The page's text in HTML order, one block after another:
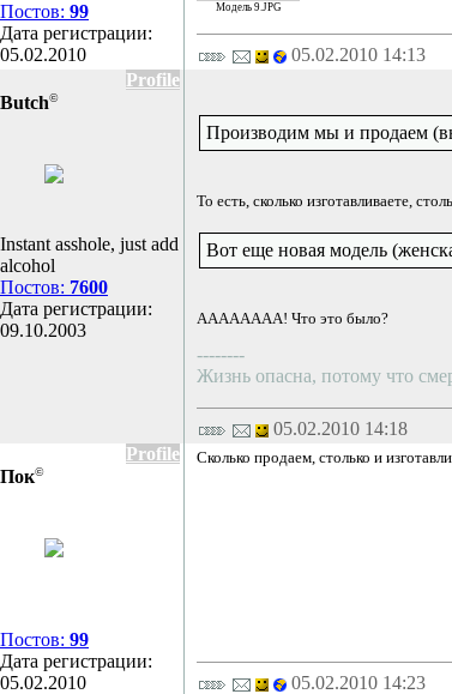
Постов: 99
Дата регистрации:
05.02.2010
Модель 9.JPG
05.02.2010 14:13
Profile
Butch©
Instant asshole, just add
alcohol
Постов: 7600
Дата регистрации:
09.10.2003
Производим мы и продаем
То есть, сколько изготавливаете,
Вот еще новая модель
АААААААА! Что это было?
--------
Жизнь опасна, потому что
05.02.2010 14:18
Profile
Пок©
Постов: 99
Дата регистрации:
05.02.2010
Сколько продаем, столько и
05.02.2010 14:23